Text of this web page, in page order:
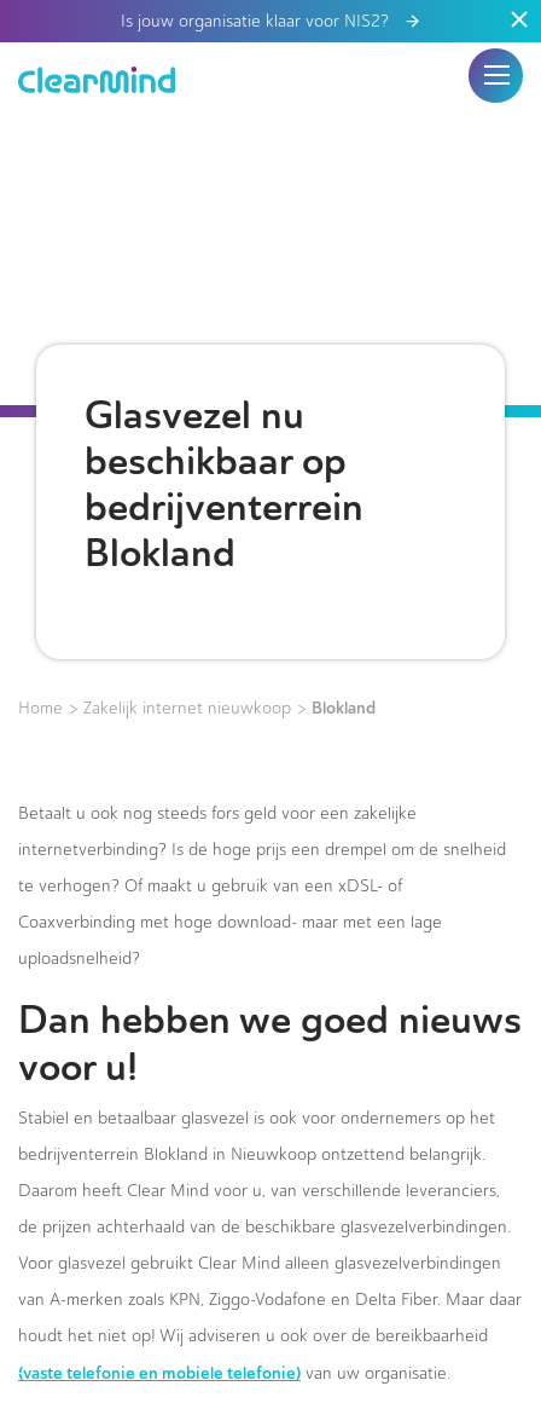
Is jouw organisatie klaar voor NIS2?
Glasvezel nu
beschikbaar op
bedrijventerrein
Blokland
Home > Zakelijk internet nieuwkoop > Blokland
Betaalt u ook nog steeds fors geld voor een zakelijke
internetverbinding? Is de hoge prijs een drempel om de snelheid
te verhogen? Of maakt u gebruik van een xDSL- of
Coaxverbinding met hoge download- maar met een lage
uploadsnelheid?
Dan hebben we goed nieuws
voor u!
Stabiel en betaalbaar glasvezel is ook voor ondernemers op het
bedrijventerrein Blokland in Nieuwkoop ontzettend belangrijk.
Daarom heeft Clear Mind voor u, van verschillende leveranciers,
de prijzen achterhaald van de beschikbare glasvezelverbindingen.
Voor glasvezel gebruikt Clear Mind alleen glasvezelverbindingen
van A-merken zoals KPN, Ziggo-Vodafone en Delta Fiber. Maar daar
houdt het niet op! Wij adviseren u ook over de bereikbaarheid
(vaste telefonie en mobiele telefonie) van uw organisatie.